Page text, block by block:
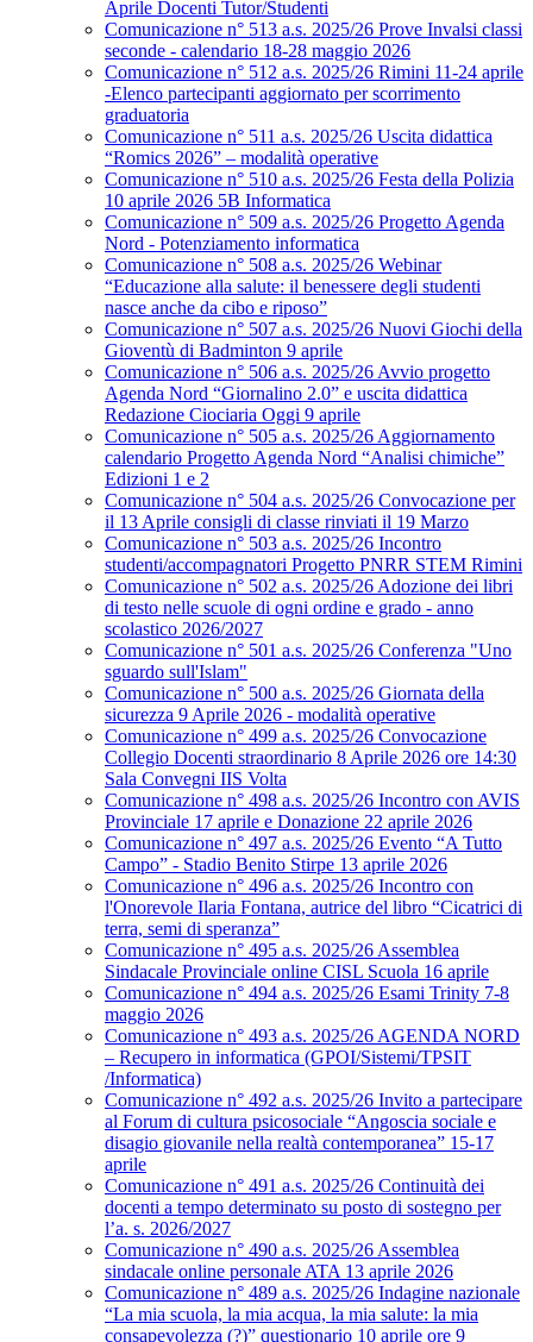
Aprile Docenti Tutor/Studenti
Comunicazione n° 513 a.s. 2025/26 Prove Invalsi classi
seconde - calendario 18-28 maggio 2026
Comunicazione n° 512 a.s. 2025/26 Rimini 11-24 aprile
-Elenco partecipanti aggiornato per scorrimento
graduatoria
Comunicazione n° 511 a.s. 2025/26 Uscita didattica
“Romics 2026” – modalità operative
Comunicazione n° 510 a.s. 2025/26 Festa della Polizia
10 aprile 2026 5B Informatica
Comunicazione n° 509 a.s. 2025/26 Progetto Agenda
Nord - Potenziamento informatica
Comunicazione n° 508 a.s. 2025/26 Webinar
“Educazione alla salute: il benessere degli studenti
nasce anche da cibo e riposo”
Comunicazione n° 507 a.s. 2025/26 Nuovi Giochi della
Gioventù di Badminton 9 aprile
Comunicazione n° 506 a.s. 2025/26 Avvio progetto
Agenda Nord “Giornalino 2.0” e uscita didattica
Redazione Ciociaria Oggi 9 aprile
Comunicazione n° 505 a.s. 2025/26 Aggiornamento
calendario Progetto Agenda Nord “Analisi chimiche”
Edizioni 1 e 2
Comunicazione n° 504 a.s. 2025/26 Convocazione per
il 13 Aprile consigli di classe rinviati il 19 Marzo
Comunicazione n° 503 a.s. 2025/26 Incontro
studenti/accompagnatori Progetto PNRR STEM Rimini
Comunicazione n° 502 a.s. 2025/26 Adozione dei libri
di testo nelle scuole di ogni ordine e grado - anno
scolastico 2026/2027
Comunicazione n° 501 a.s. 2025/26 Conferenza "Uno
sguardo sull'Islam"
Comunicazione n° 500 a.s. 2025/26 Giornata della
sicurezza 9 Aprile 2026 - modalità operative
Comunicazione n° 499 a.s. 2025/26 Convocazione
Collegio Docenti straordinario 8 Aprile 2026 ore 14:30
Sala Convegni IIS Volta
Comunicazione n° 498 a.s. 2025/26 Incontro con AVIS
Provinciale 17 aprile e Donazione 22 aprile 2026
Comunicazione n° 497 a.s. 2025/26 Evento “A Tutto
Campo” - Stadio Benito Stirpe 13 aprile 2026
Comunicazione n° 496 a.s. 2025/26 Incontro con
l'Onorevole Ilaria Fontana, autrice del libro “Cicatrici di
terra, semi di speranza”
Comunicazione n° 495 a.s. 2025/26 Assemblea
Sindacale Provinciale online CISL Scuola 16 aprile
Comunicazione n° 494 a.s. 2025/26 Esami Trinity 7-8
maggio 2026
Comunicazione n° 493 a.s. 2025/26 AGENDA NORD
– Recupero in informatica (GPOI/Sistemi/TPSIT
/Informatica)
Comunicazione n° 492 a.s. 2025/26 Invito a partecipare
al Forum di cultura psicosociale “Angoscia sociale e
disagio giovanile nella realtà contemporanea” 15-17
aprile
Comunicazione n° 491 a.s. 2025/26 Continuità dei
docenti a tempo determinato su posto di sostegno per
l’a. s. 2026/2027
Comunicazione n° 490 a.s. 2025/26 Assemblea
sindacale online personale ATA 13 aprile 2026
Comunicazione n° 489 a.s. 2025/26 Indagine nazionale
“La mia scuola, la mia acqua, la mia salute: la mia
consapevolezza (?)” questionario 10 aprile ore 9